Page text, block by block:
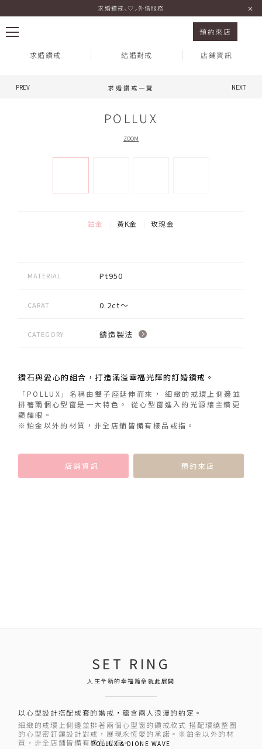
求婚鑽戒 POLLUX 鉑金求婚鑽戒⸜♡⸝外借服務
預約來店
求婚鑽戒 結婚對戒 店鋪資訊
求婚鑽戒一覽 NEXT
PREV
鉑金 黃K金 玫瑰金
ZOOM
POLLUX
鑽石與愛心的組合，打造滿溢幸福光輝的訂婚鑽戒。
「POLLUX」名稱由雙子座延伸而來， 細緻的戒環上側邊並
排著兩個心型窗是一大特色。 從心型窗進入的光源讓主鑽更
顯耀眼。
※鉑金以外的材質，非全店鋪皆備有樣品戒指。
MATERIAL Pt950
CARAT 0.2ct～
CATEGORY 鑄造製法
店鋪資訊 預約來店
SET RING
人生全新的幸福篇章就此展開
以心型設計搭配成套的婚戒，蘊含兩人浪漫的約定。
細緻的戒環上側邊並排著兩個心型窗的鑽戒款式 搭配環繞整圈
的心型密釘鑲設計對戒，展現永恆愛的承諾。※鉑金以外的材
質，非全店鋪皆備有樣品戒指。POLLUX & DIONE WAVE